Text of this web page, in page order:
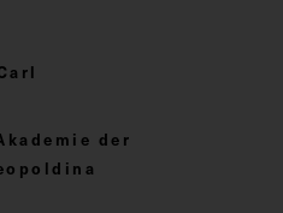
der